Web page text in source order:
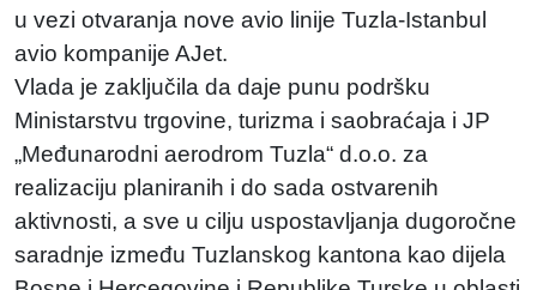
u vezi otvaranja nove avio linije Tuzla-Istanbul
avio kompanije AJet.
Vlada je zaključila da daje punu podršku
Ministarstvu trgovine, turizma i saobraćaja i JP
„Međunarodni aerodrom Tuzla“ d.o.o. za
realizaciju planiranih i do sada ostvarenih
aktivnosti, a sve u cilju uspostavljanja dugoročne
saradnje između Tuzlanskog kantona kao dijela